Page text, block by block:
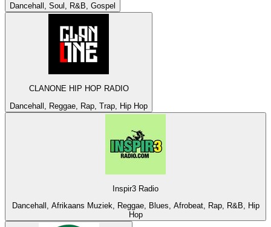
Dancehall, Soul, R&B, Gospel
CLANONE HIP HOP RADIO
Dancehall, Reggae, Rap, Trap, Hip Hop
Inspir3 Radio
Dancehall, Afrikaans Muziek, Reggae, Blues, Afrobeat, Rap, R&B, Hip
Hop